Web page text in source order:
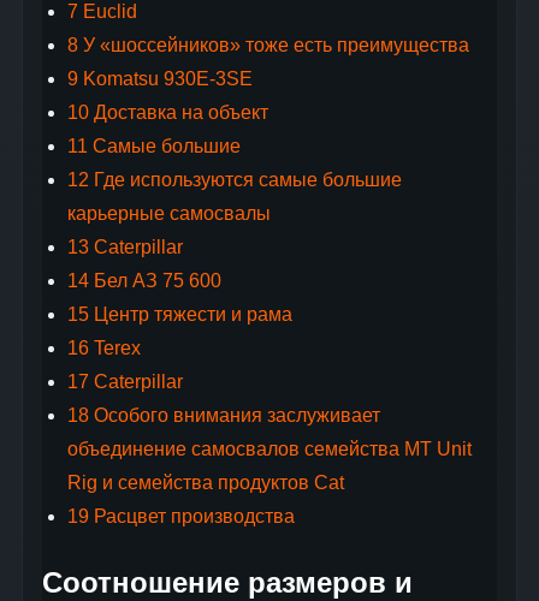
7 Euclid
8У «шоссейников» тоже есть преимущества
9Komatsu 930E-3SE
10Доставка на объект
11 Самые большие
12 Где используются самые большие
карьерные самосвалы
13Caterpillar
14Бел АЗ 75 600
15Центр тяжести и рама
16Terex
17 Caterpillar
18Особого внимания заслуживает
объединение самосвалов семейства MT Unit
Rig и семейства продуктов Cat
19Расцвет производства
Соотношение размеров и